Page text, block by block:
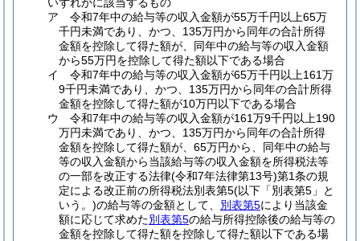
ア
令和7年中の給与等の収入金額が55万千円以上65万
千円未満であり、かつ、135万円から同年の合計所得
金額を控除して得た額が、同年中の給与等の収入金額
から55万円を控除して得た額以下である場合
イ
令和7年中の給与等の収入金額が65万千円以上161万
9千円未満であり、かつ、135万円から同年の合計所得
金額を控除して得た額が10万円以下である場合
ウ
令和7年中の給与等の収入金額が161万9千円以上190
万円未満であり、かつ、135万円から同年の合計所得
金額を控除して得た額が、65万円から、同年中の給与
等の収入金額から当該給与等の収入金額を所得税法等
の一部を改正する法律(令和7年法律第13号)第1条の規
定による改正前の所得税法別表第5(以下「別表第5」と
いう。)の給与等の金額として、 別表第5により当該金
額に応じて求めた別表第5の給与所得控除後の給与等の
金額を控除して得た額を控除して得た額以下である場